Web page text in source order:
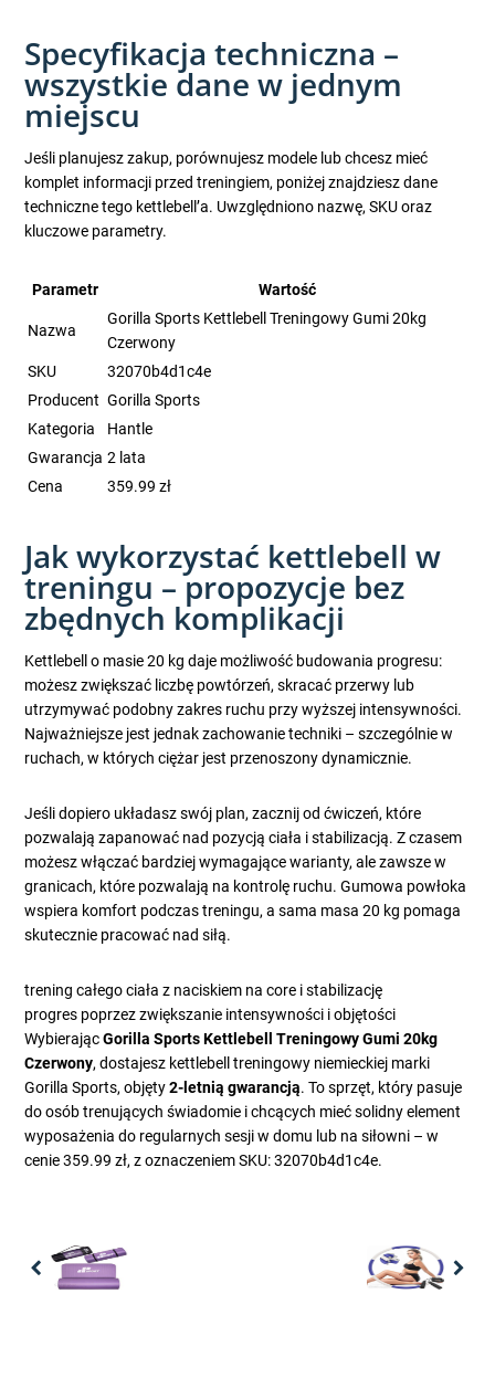
Specyfikacja techniczna –
wszystkie dane w jednym
miejscu
Jeśli planujesz zakup, porównujesz modele lub chcesz mieć
komplet informacji przed treningiem, poniżej znajdziesz dane
techniczne tego kettlebell’a. Uwzględniono nazwę, SKU oraz
kluczowe parametry.
Parametr Wartość
Nazwa
Gorilla Sports Kettlebell Treningowy Gumi 20kg
Czerwony
SKU
32070b4d1c4e
Producent Gorilla Sports
Kategoria
Hantle
Gwarancja 2 lata
Cena
359.99 zł
Jak wykorzystać kettlebell w
treningu – propozycje bez
zbędnych komplikacji
Kettlebell o masie 20 kg daje możliwość budowania progresu:
możesz zwiększać liczbę powtórzeń, skracać przerwy lub
utrzymywać podobny zakres ruchu przy wyższej intensywności.
Najważniejsze jest jednak zachowanie techniki – szczególnie w
ruchach, w których ciężar jest przenoszony dynamicznie.
Jeśli dopiero układasz swój plan, zacznij od ćwiczeń, które
pozwalają zapanować nad pozycją ciała i stabilizacją. Z czasem
możesz włączać bardziej wymagające warianty, ale zawsze w
granicach, które pozwalają na kontrolę ruchu. Gumowa powłoka
wspiera komfort podczas treningu, a sama masa 20 kg pomaga
skutecznie pracować nad siłą.
trening całego ciała z naciskiem na core i stabilizację
progres poprzez zwiększanie intensywności i objętości
WybierającGorilla Sports Kettlebell Treningowy Gumi 20kg
Czerwony, dostajesz kettlebell treningowy niemieckiej marki
Gorilla Sports, objęty2-letnią gwarancją. To sprzęt, który pasuje
do osób trenujących świadomie i chcących mieć solidny element
wyposażenia do regularnych sesji w domu lub na siłowni – w
cenie 359.99 zł, z oznaczeniem SKU: 32070b4d1c4e.